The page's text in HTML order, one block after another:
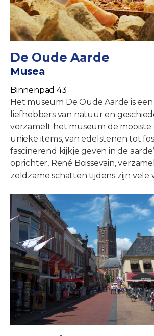
De Oude Aarde
Musea
Binnenpad 43
Het museum De Oude Aarde is
liefhebbers van natuur en
verzamelt het museum de mooiste
unieke items, van edelstenen tot
fascinerend kijkje geven in de
oprichter, René Boissevain,
zeldzame schatten tijdens zijn vele